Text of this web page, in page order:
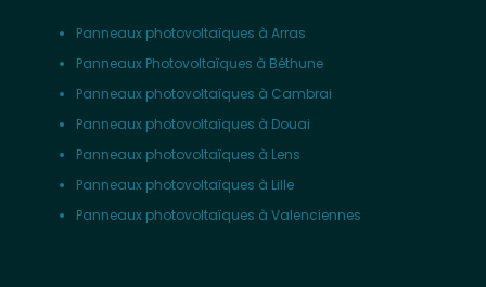
Panneaux photovoltaïques à Arras
Panneaux Photovoltaïques à Béthune
Panneaux photovoltaïques à Cambrai
Panneaux photovoltaïques à Douai
Panneaux photovoltaïques à Lens
Panneaux photovoltaïques à Lille
Panneaux photovoltaïques à Valenciennes